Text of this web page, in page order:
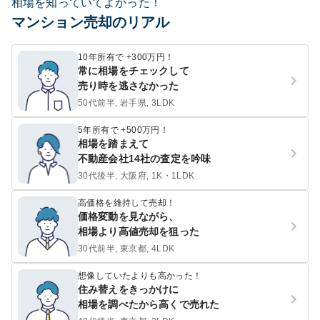
相場を知っていてよかった！
マンション売却のリアル
10年所有で +300万円！
常に相場をチェックして
売り時を逃さなかった
50代前半, 岩手県, 3LDK
5年所有で +500万円！
相場を踏まえて
不動産会社14社の査定を吟味
30代後半, 大阪府, 1K・1LDK
高価格を維持して売却！
価格変動を見ながら、
相場より高値売却を狙った
30代前半, 東京都, 4LDK
想像していたよりも高かった！
住み替えをきっかけに
相場を調べたから高くで売れた